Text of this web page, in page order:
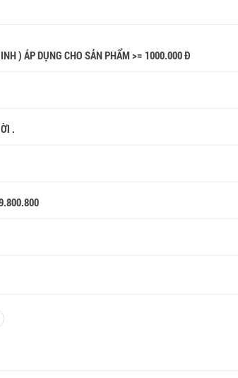
) ÁP DỤNG CHO SẢN PHẨM >= 1000.000 Đ
.